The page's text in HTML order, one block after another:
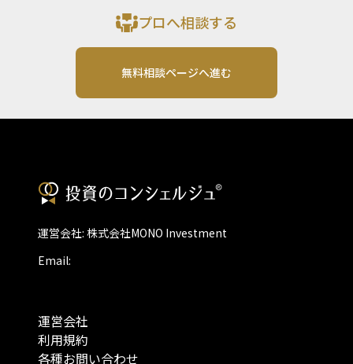
プロへ相談する
無料相談ページへ進む
運営会社: 株式会社MONO Investment
Email:
運営会社
利用規約
各種お問い合わせ